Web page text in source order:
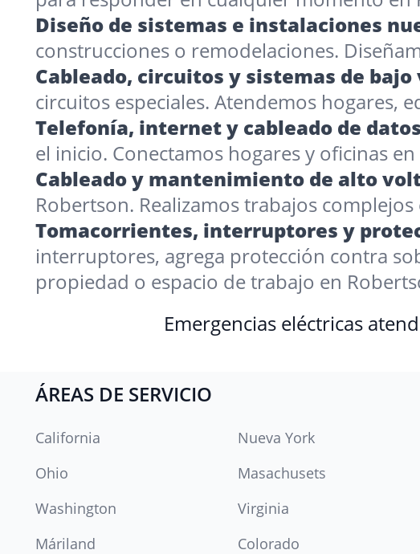
Diseño de sistemas e instalaciones
construcciones o remodelaciones.
Cableado, circuitos y sistemas de
circuitos especiales. Atendemos hogares,
Telefonía, internet y cableado de
el inicio. Conectamos hogares y oficinas
Cableado y mantenimiento de alto
Robertson. Realizamos trabajos
Tomacorrientes, interruptores y
interruptores, agrega protección contra
propiedad o espacio de trabajo en
Emergencias eléctricas
ÁREAS DE SERVICIO
California Nueva York
Ohio
Masachusets
Washington
Virginia
Máriland
Colorado